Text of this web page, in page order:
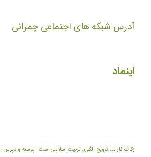
آدرس شبکه های اجتماعی چمرانی
اینماد
زکات کار ما، ترویج الگوی تربیت اسلامی است -پوسته وردپرس